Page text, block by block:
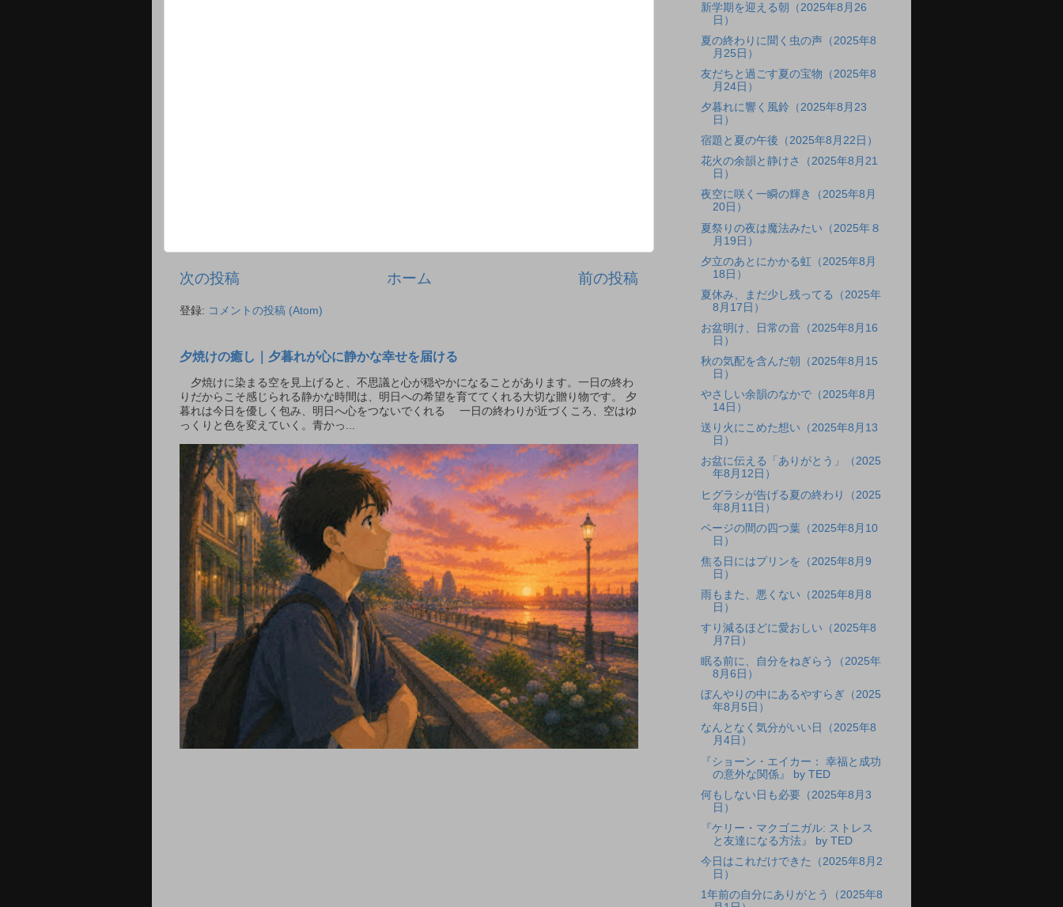
次の投稿 前の投稿
ホーム
登録: コメントの投稿 (Atom)
夕焼けの癒し｜夕暮れが心に静かな幸せを届ける
夕焼けに染まる空を見上げると、不思議と心が穏やかになることがあります。一日の終わ
りだからこそ感じられる静かな時間は、明日への希望を育ててくれる大切な贈り物です。 夕
暮れは今日を優しく包み、明日へ心をつないでくれる 一日の終わりが近づくころ、空はゆ
っくりと色を変えていく。青かっ...
新学期を迎える朝（2025年8月26
日）
夏の終わりに聞く虫の声（2025年8
月25日）
友だちと過ごす夏の宝物（2025年8
月24日）
夕暮れに響く風鈴（2025年8月23
日）
宿題と夏の午後（2025年8月22日）
花火の余韻と静けさ（2025年8月21
日）
夜空に咲く一瞬の輝き（2025年8月
20日）
夏祭りの夜は魔法みたい（2025年８
月19日）
夕立のあとにかかる虹（2025年8月
18日）
夏休み、まだ少し残ってる（2025年
8月17日）
お盆明け、日常の音（2025年8月16
日）
秋の気配を含んだ朝（2025年8月15
日）
やさしい余韻のなかで（2025年8月
14日）
送り火にこめた想い（2025年8月13
日）
お盆に伝える「ありがとう」（2025
年8月12日）
ヒグラシが告げる夏の終わり（2025
年8月11日）
ページの間の四つ葉（2025年8月10
日）
焦る日にはプリンを（2025年8月9
日）
雨もまた、悪くない（2025年8月8
日）
すり減るほどに愛おしい（2025年8
月7日）
眠る前に、自分をねぎらう（2025年
8月6日）
ぼんやりの中にあるやすらぎ（2025
年8月5日）
なんとなく気分がいい日（2025年8
月4日）
『ショーン・エイカー： 幸福と成功
の意外な関係』 by TED
何もしない日も必要（2025年8月3
日）
『ケリー・マクゴニガル: ストレス
と友達になる方法』 by TED
今日はこれだけできた（2025年8月2
日）
1年前の自分にありがとう（2025年8